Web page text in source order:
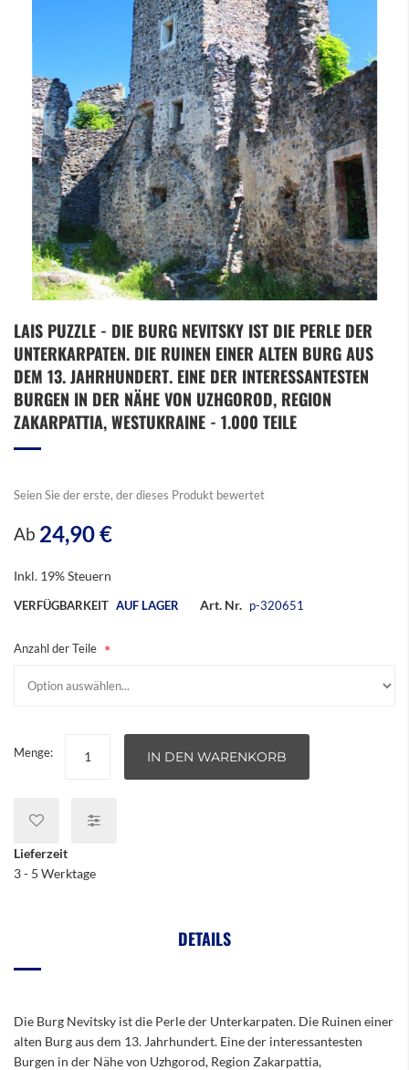
Anfang
der
Bildergalerie
springen
LAIS PUZZLE - DIE BURG NEVITSKY IST DIE PERLE DER
UNTERKARPATEN. DIE RUINEN EINER ALTEN BURG AUS
DEM 13. JAHRHUNDERT. EINE DER INTERESSANTESTEN
BURGEN IN DER NÄHE VON UZHGOROD, REGION
ZAKARPATTIA, WESTUKRAINE - 1.000 TEILE
Seien Sie der erste, der dieses Produkt bewertet
Ab 24,90 €
Inkl. 19% Steuern
VERFÜGBARKEIT AUF LAGER Art. Nr. p-320651
Anzahl der Teile
Menge: IN DEN WARENKORB
Lieferzeit
3 - 5 Werktage
DETAILS
Die Burg Nevitsky ist die Perle der Unterkarpaten. Die Ruinen einer
alten Burg aus dem 13. Jahrhundert. Eine der interessantesten
Burgen in der Nähe von Uzhgorod, Region Zakarpattia,